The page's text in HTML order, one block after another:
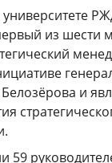
из шести
и
59